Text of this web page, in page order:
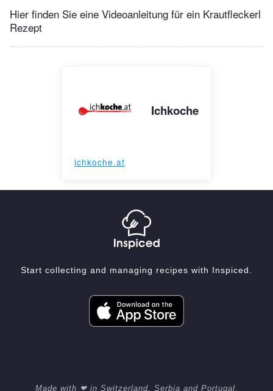
Hier finden Sie eine Videoanleitung für ein Krautfleckerl
Rezept
Ichkoche
ichkoche.at
Start collecting and managing recipes with Inspiced.
Made with ❤ in Switzerland, Serbia and Portugal.